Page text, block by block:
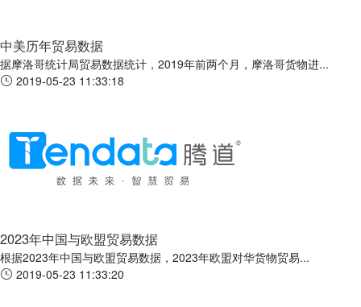
中美历年贸易数据
据摩洛哥统计局贸易数据统计，2019年前两个月，摩洛哥货物进...
2019-05-23 11:33:18
2023年中国与欧盟贸易数据
根据2023年中国与欧盟贸易数据，2023年欧盟对华货物贸易...
2019-05-23 11:33:20